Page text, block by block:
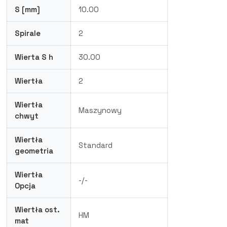
S [mm] 10.00
Spirale 2
Wierta S h 30.00
Wiertła 2
Wiertła
chwyt
Maszynowy
Wiertła
geometria
Standard
Wiertła
Opcja
-/-
Wiertła ost.
mat
HM